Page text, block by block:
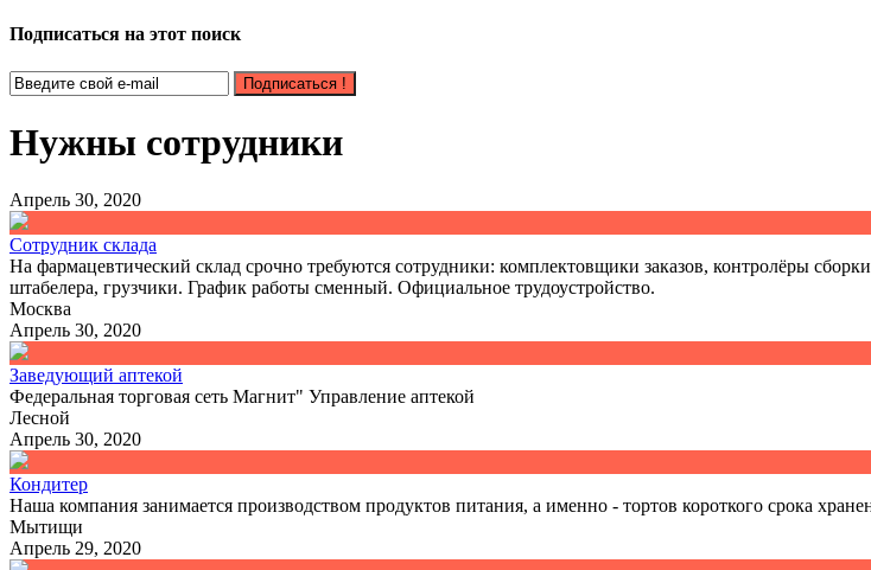
Подписаться на этот поиск
Подписаться !
Нужны сотрудники
Апрель 30, 2020
Сотрудник склада
На фармацевтический склад срочно требуются сотрудники: комплектовщики заказов, контролёры
штабелера, грузчики. График работы сменный. Официальное трудоустройство.
Москва
Апрель 30, 2020
Заведующий аптекой
Федеральная торговая сеть Магнит" Управление аптекой
Лесной
Апрель 30, 2020
Кондитер
Наша компания занимается производством продуктов питания, а именно - тортов короткого срока
Мытищи
Апрель 29, 2020